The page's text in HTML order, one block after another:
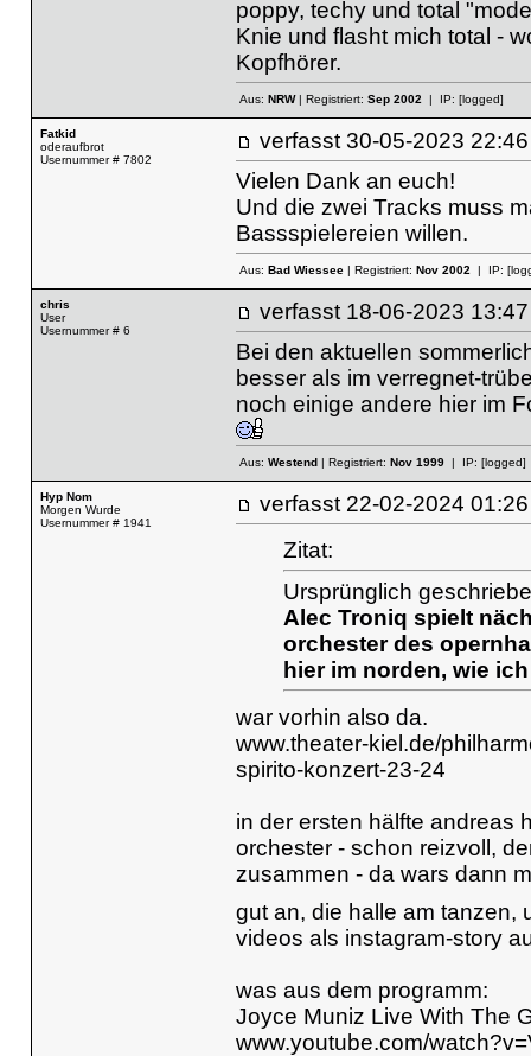
poppy, techy und total
Knie und flasht mich total -
Kopfhörer.
Aus: NRW| Registriert: Sep 2002| IP: [logged]
Fatkid
oderaufbrot
Usernummer # 7802
verfasst 30-05-2023
Vielen Dank an euch!
Und die zwei Tracks muss
Bassspielereien willen.
Aus: Bad Wiessee| Registriert: Nov 2002| IP:
chris
User
Usernummer # 6
verfasst 18-06-2023
Bei den aktuellen
besser als im verregnet-
noch einige andere hier im
Aus: Westend| Registriert: Nov 1999| IP: [logged]
Hyp Nom
Morgen Wurde
Usernummer # 1941
verfasst 22-02-2024
Zitat:
Ursprünglich
Alec Troniq spielt
orchester des
hier im norden, wie
war vorhin also da.
www.theater-kiel.de/
spirito-konzert-23-24
in der ersten hälfte andreas
orchester - schon reizvoll,
zusammen - da wars dann
gut an, die halle am
videos als instagram-story
was aus dem programm:
Joyce Muniz Live With The
www.youtube.com/